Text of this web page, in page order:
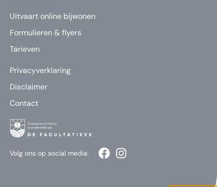
Uitvaart online bijwonen
Formulieren & flyers
Tarieven
Privacyverklaring
Disclaimer
Contact
Volg ons op social media: